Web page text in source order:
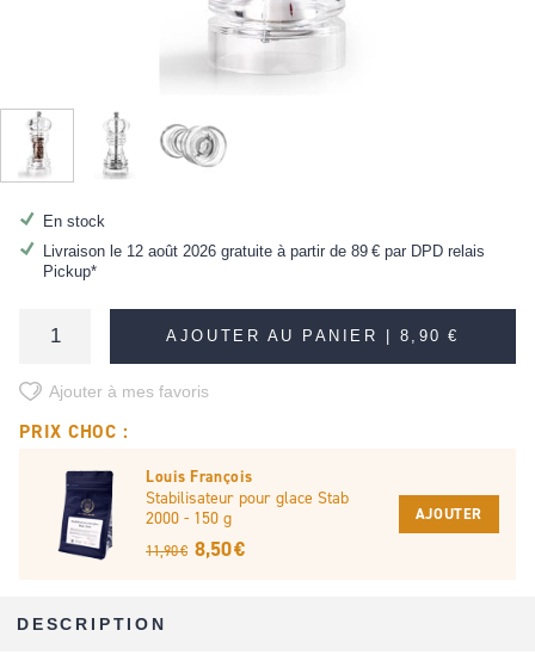
En stock
Livraison le 12 août 2026 gratuite à partir de 89 €par DPD relais
Pickup*
AJOUTER AU PANIER | 8,90 €
Ajouter à mes favoris
PRIX CHOC :
Louis François
Stabilisateur pour glace Stab
2000 - 150 g
11,90 € 8,50 €
AJOUTER
DESCRIPTION